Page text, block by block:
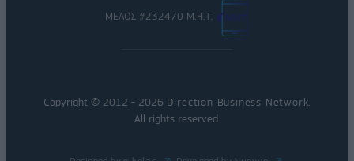
ΜΕΛΟΣ #232470 Μ.Η.Τ.
Copyright © 2012 - 2026 Direction Business Network
All rights reserved.